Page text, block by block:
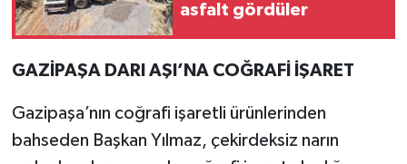
asfalt gördüler
GAZİPAŞA DARI AŞI’NA COĞRAFİ İŞARET
Gazipaşa’nın coğrafi işaretli ürünlerinden
bahseden Başkan Yılmaz, çekirdeksiz narın